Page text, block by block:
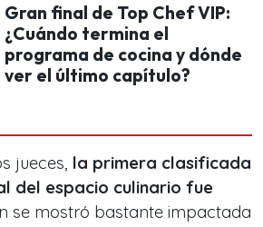
Gran final de Top Chef VIP:
¿Cuándo termina el
programa de cocina y dónde
ver el último capítulo?
jueces, la primera clasificada
del espacio culinario fue
se mostró bastante impactada